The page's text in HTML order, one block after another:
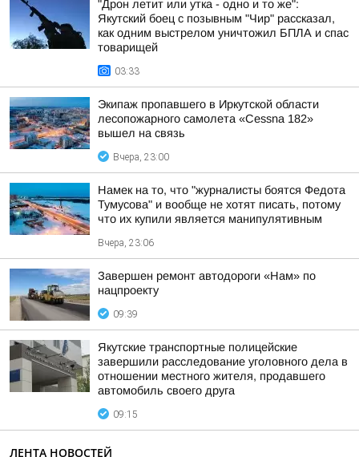
"Дрон летит или утка - одно и то же":
Якутский боец с позывным "Чир" рассказал,
как одним выстрелом уничтожил БПЛА и спас
товарищей
03:33
Экипаж пропавшего в Иркутской области
лесопожарного самолета «Cessna 182»
вышел на связь
Вчера, 23:00
Намек на то, что "журналисты боятся Федота
Тумусова" и вообще не хотят писать, потому
что их купили является манипулятивным
Вчера, 23:06
Завершен ремонт автодороги «Нам» по
нацпроекту
09:39
Якутские транспортные полицейские
завершили расследование уголовного дела в
отношении местного жителя, продавшего
автомобиль своего друга
09:15
ЛЕНТА НОВОСТЕЙ